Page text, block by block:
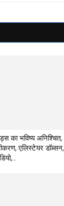
का भविष्य अनिश्चित,
एलिस्टेयर डॉब्सन,